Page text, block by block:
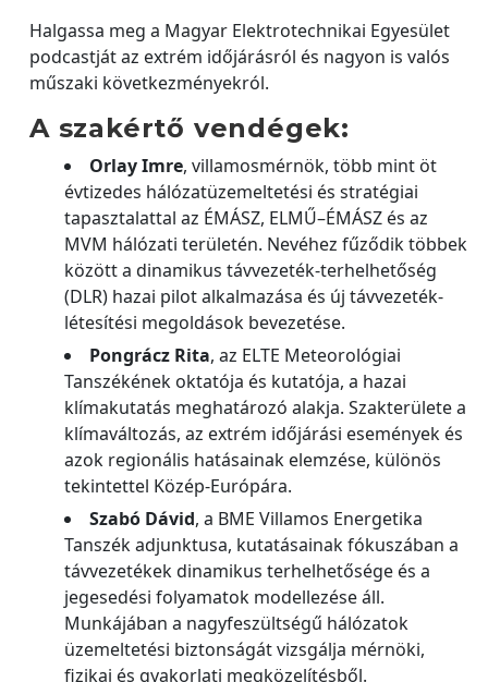
Halgassa meg a Magyar Elektrotechnikai Egyesület
podcastját az extrém időjárásról és nagyon is valós
műszaki következményekról.
A szakértő vendégek:
Orlay Imre, villamosmérnök, több mint öt
évtizedes hálózatüzemeltetési és stratégiai
tapasztalattal az ÉMÁSZ, ELMŰ–ÉMÁSZ és az
MVM hálózati területén. Nevéhez fűződik többek
között a dinamikus távvezeték-terhelhetőség
(DLR) hazai pilot alkalmazása és új távvezeték-
létesítési megoldások bevezetése.
Pongrácz Rita, az ELTE Meteorológiai
Tanszékének oktatója és kutatója, a hazai
klímakutatás meghatározó alakja. Szakterülete a
klímaváltozás, az extrém időjárási események és
azok regionális hatásainak elemzése, különös
tekintettel Közép-Európára.
Szabó Dávid, a BME Villamos Energetika
Tanszék adjunktusa, kutatásainak fókuszában a
távvezetékek dinamikus terhelhetősége és a
jegesedési folyamatok modellezése áll.
Munkájában a nagyfeszültségű hálózatok
üzemeltetési biztonságát vizsgálja mérnöki,
fizikai és gyakorlati megközelítésből.